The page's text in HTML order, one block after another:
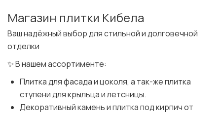
Магазин плитки Кибела
Ваш надёжный выбор для стильной и долговечной
отделки
✨ В нашем ассортименте:
Плитка для фасада и цоколя, а так-же плитка
ступени для крыльца и летсницы.
Декоративный камень и плитка под кирпич от